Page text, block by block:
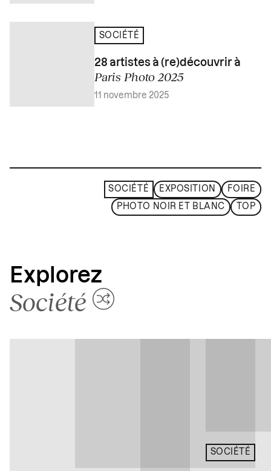
SOCIÉTÉ
28 artistes à (re)découvrir à
Paris Photo 2025
11 novembre 2025
SOCIÉTÉ EXPOSITION FOIRE
PHOTO NOIR ET BLANC TOP
Explorez
Société
SOCIÉTÉ